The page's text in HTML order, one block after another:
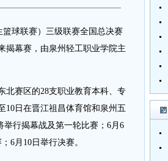
球联赛）三级联赛全国总决赛
揭幕赛，由泉州轻工职业学院主
赛区的28支职业教育本科、专
10日在晋江祖昌体育馆和泉州五
举行揭幕战及第一轮比赛；6月6
6月10日举行决赛。